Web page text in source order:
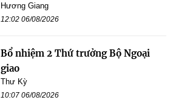
Hương Giang
12:02 06/08/2026
Bổ nhiệm 2 Thứ trưởng Bộ Ngoại
giao
Thư Kỳ
10:07 06/08/2026